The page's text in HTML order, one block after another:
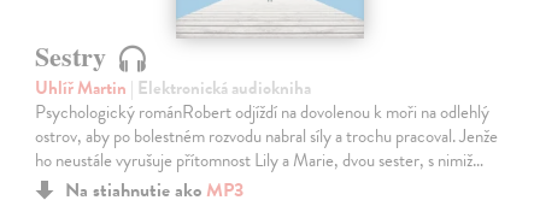
Sestry
Uhlíř Martin | Elektronická audiokniha
Psychologický románRobert odjíždí na dovolenou k moři na odlehlý
ostrov, aby po bolestném rozvodu nabral síly a trochu pracoval. Jenže
ho neustále vyrušuje přítomnost Lily a Marie, dvou sester, s nimiž…
Na stiahnutie ako MP3